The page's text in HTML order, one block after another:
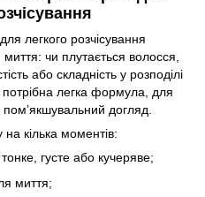
легкого розчісування
чи плутається волосся,
або складність у розподілі
потрібна легка формула, для
догляд.
кілька моментів:
густе або кучеряве;
миття;